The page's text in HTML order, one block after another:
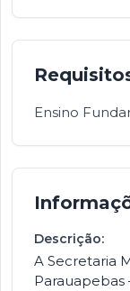
Ensino
Descrição:
A Secretaria
Parauapebas